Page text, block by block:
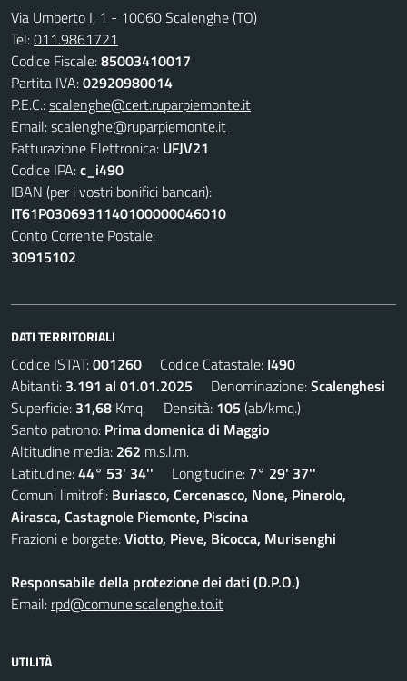
Via Umberto I, 1 - 10060 Scalenghe (TO)
Tel:011.9861721
Codice Fiscale:85003410017
Partita IVA:02920980014
P.E.C.:scalenghe@cert.ruparpiemonte.it
Email:scalenghe@ruparpiemonte.it
Fatturazione Elettronica: UFJV21
Codice IPA:c_i490
IBAN (per i vostri bonifici bancari):
IT61P0306931140100000046010
Conto Corrente Postale:
30915102
DATI TERRITORIALI
Codice ISTAT:001260 Codice Catastale: I490
Abitanti: 3.191 al 01.01.2025 Denominazione:Scalenghesi
Superficie: 31,68 Kmq. Densità: 105 (ab/kmq.)
Santo patrono: Prima domenica di Maggio
Altitudine media: 262 m.s.l.m.
Latitudine:44° 53' 34'' Longitudine: 7° 29' 37''
Comuni limitrofi: Buriasco, Cercenasco, None, Pinerolo,
Airasca, Castagnole Piemonte, Piscina
Frazioni e borgate:Viotto, Pieve, Bicocca, Murisenghi
Responsabile della protezione dei dati (D.P.O.)
Email: rpd@comune.scalenghe.to.it
UTILITÀ